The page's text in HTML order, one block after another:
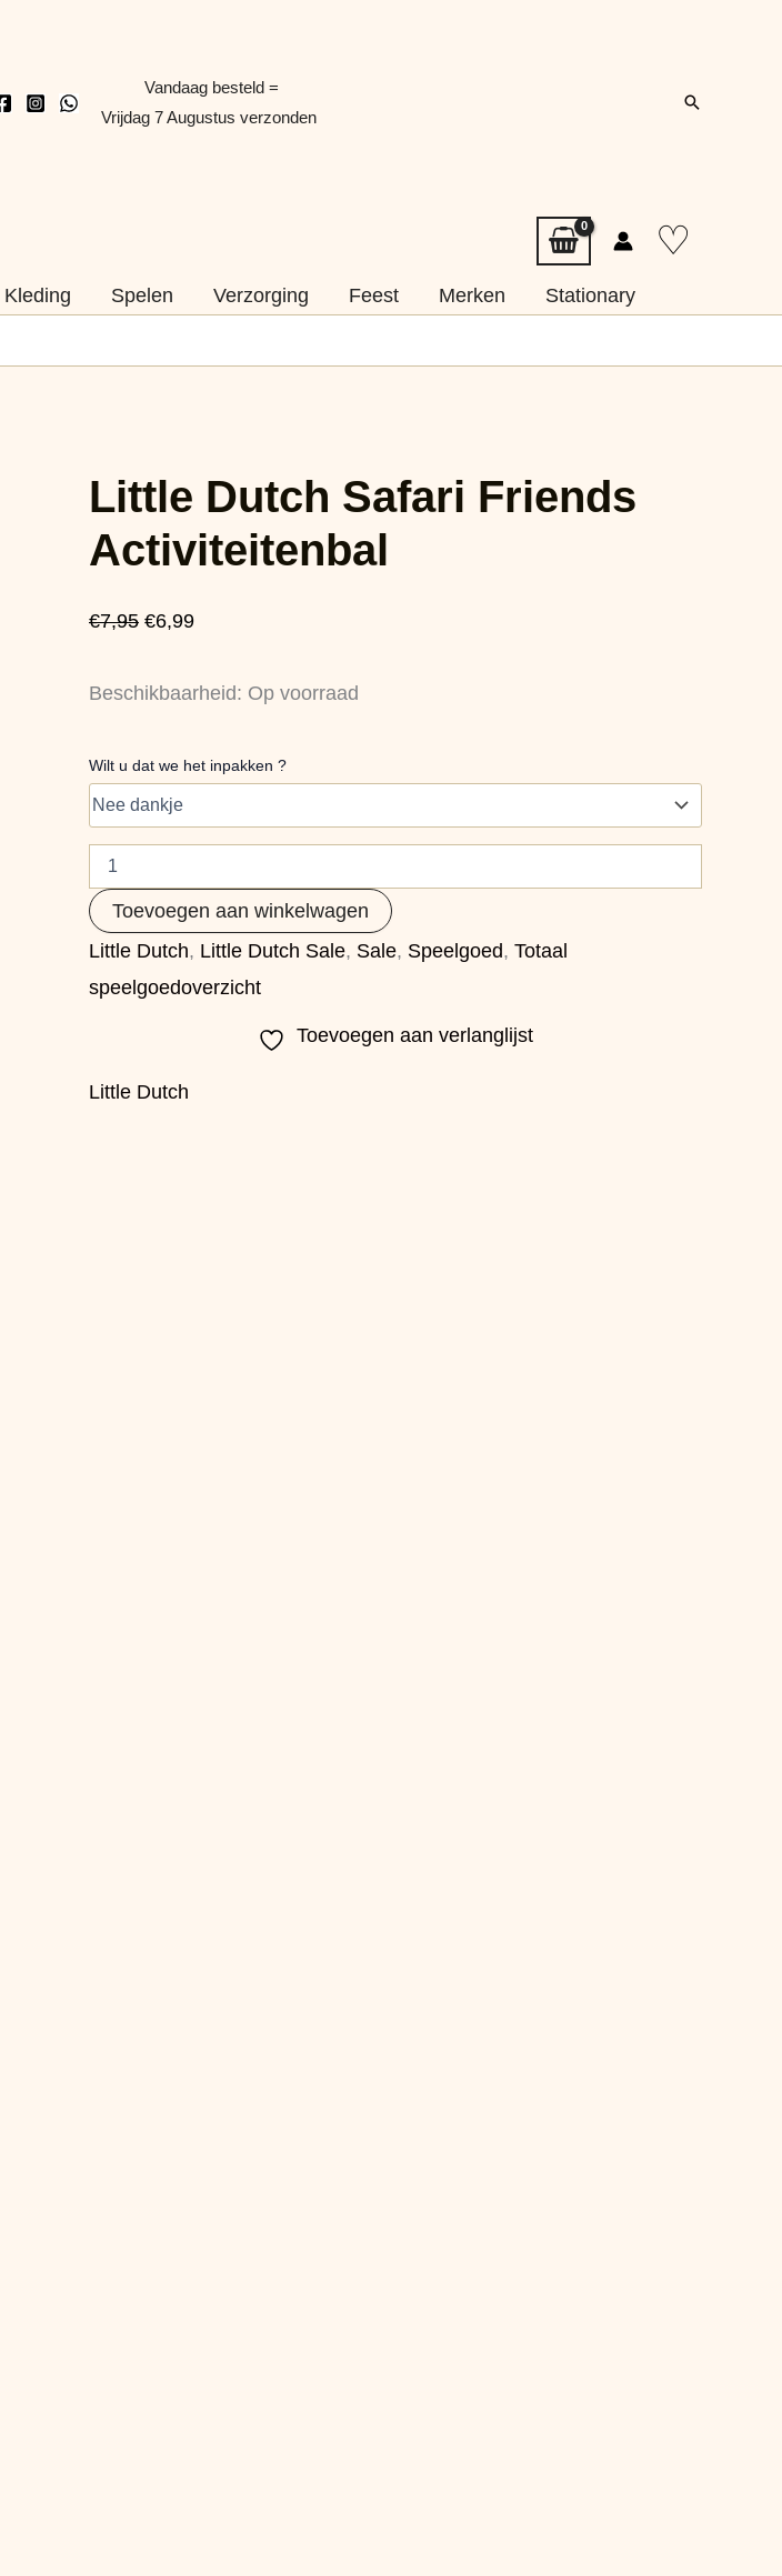
Vandaag besteld =
Vrijdag 7 Augustus verzonden
Zoeken
♡
Kleding Spelen Verzorging Feest Merken
Stationary
Little Dutch Safari Friends
Activiteitenbal
€7,95
prijs
€7,95.
€6,99
prijs
€6,99.
Beschikbaarheid: Op voorraad
Wilt u dat we het inpakken ?
Safari
Friends
Activiteitenbal
aantal
Toevoegen aan winkelwagen
Little Dutch, Little Dutch Sale, Sale, Speelgoed, Totaal
speelgoedoverzicht
Toevoegen aan verlanglijst
Little Dutch